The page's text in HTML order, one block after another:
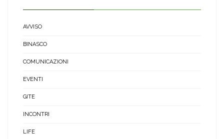
AVVISO
BINASCO
COMUNICAZIONI
EVENTI
GITE
INCONTRI
LIFE